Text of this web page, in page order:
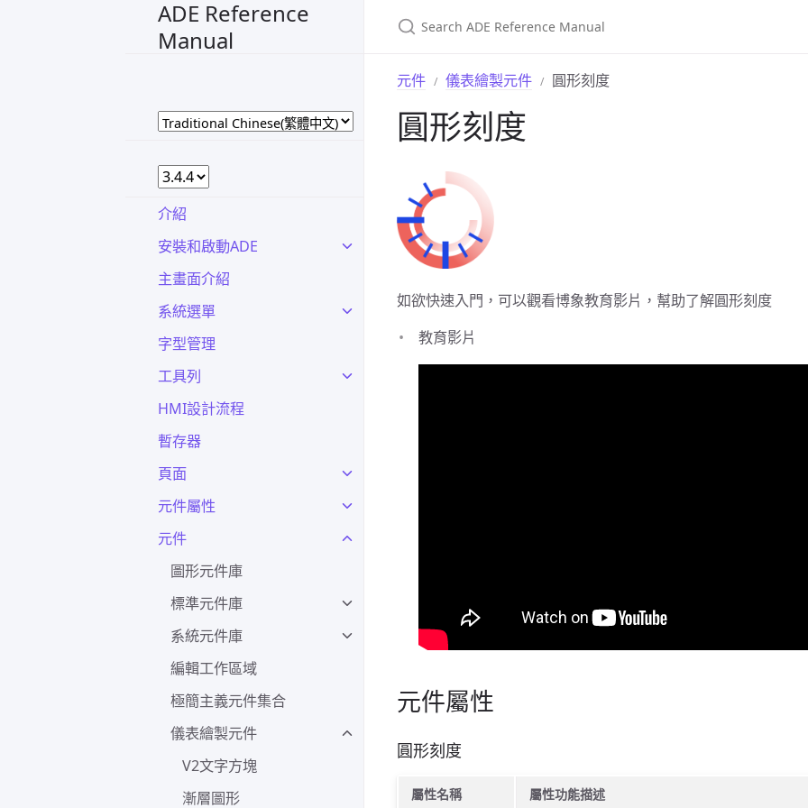
ADE Reference
Manual
介紹
安裝和啟動ADE
主畫面介紹
系統選單
字型管理
工具列
HMI設計流程
暫存器
頁面
元件屬性
元件
圖形元件庫
標準元件庫
系統元件庫
編輯工作區域
極簡主義元件集合
儀表繪製元件
V2文字方塊
漸層圖形
元件 儀表繪製元件 圓形刻度
圓形刻度
如欲快速入門，可以觀看博象教育影片，幫助了解圓形刻度
教育影片
元件屬性
圓形刻度
屬性名稱 屬性功能描述